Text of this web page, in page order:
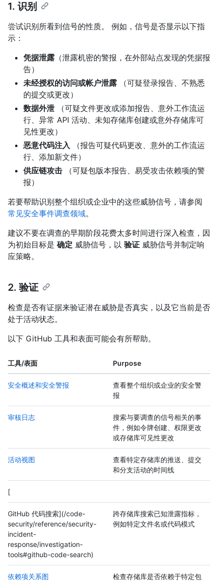
1. 识别
尝试识别所看到信号的性质。 例如，信号是否显示以下指
示：
凭据泄露 （泄露机密的警报，在外部站点发现的凭据报
告）
未经授权的访问或帐户泄露 （可疑登录报告、不熟悉
的提交或更改）
数据外泄（可疑文件更改或添加报告、意外工作流运
行、异常 API 活动、未知存储库创建或意外存储库可
见性更改）
恶意代码注入 （报告可疑代码更改、意外的工作流运
行、添加新文件）
供应链攻击 （可疑包版本报告、易受攻击依赖项的警
报）
若要帮助识别整个组织或企业中的这些威胁信号，请参阅
常见安全事件调查领域。
建议不要在调查的早期阶段花费太多时间进行深入检查，因
为初始目标是 确定 威胁信号，以 验证 威胁信号并制定响
应策略。
2. 验证
检查是否有证据来验证潜在威胁是否真实，以及它当前是否
处于活动状态。
以下 GitHub 工具和表面可能会有所帮助。
工具/表面 Purpose
安全概述和安全警报
查看整个组织或企业的安全警
报
审核日志
搜索与要调查的信号相关的事
件，例如令牌创建、权限更改
或存储库可见性更改
活动视图
查看特定存储库的推送、提交
和分支活动的时间线
[
GitHub 代码搜索](/code-
security/reference/security-
incident-
response/investigation-
tools#github-code-search)
跨存储库搜索已知泄露指标，
例如特定文件名或代码模式
依赖项关系图 检查存储库是否依赖于特定包